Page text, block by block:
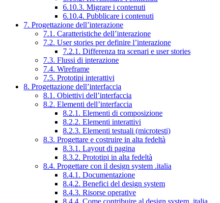
6.10.3. Migrare i contenuti
6.10.4. Pubblicare i contenuti
7. Progettazione dell’interazione
7.1. Caratteristiche dell’interazione
7.2. User stories per definire l’interazione
7.2.1. Differenza tra scenari e user stories
7.3. Flussi di interazione
7.4. Wireframe
7.5. Prototipi interattivi
8. Progettazione dell’interfaccia
8.1. Obiettivi dell’interfaccia
8.2. Elementi dell’interfaccia
8.2.1. Elementi di composizione
8.2.2. Elementi interattivi
8.2.3. Elementi testuali (microtesti)
8.3. Progettare e costruire in alta fedeltà
8.3.1. Layout di pagina
8.3.2. Prototipi in alta fedeltà
8.4. Progettare con il design system .italia
8.4.1. Documentazione
8.4.2. Benefici del design system
8.4.3. Risorse operative
8.4.4. Come contribuire al design system .italia